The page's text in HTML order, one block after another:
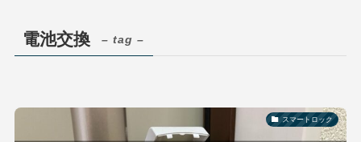
電池交換 – tag –
スマートロック